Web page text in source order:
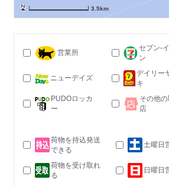
3.5km
営業所
セブン-
ン
ニューデイズ
デイリー
キ
PUDOロッカ
ー
その他
店
荷物を持込発送
できる
土曜日
荷物を受け取れ
る
日曜日